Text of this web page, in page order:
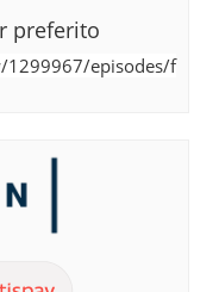
preferito
episodes/f